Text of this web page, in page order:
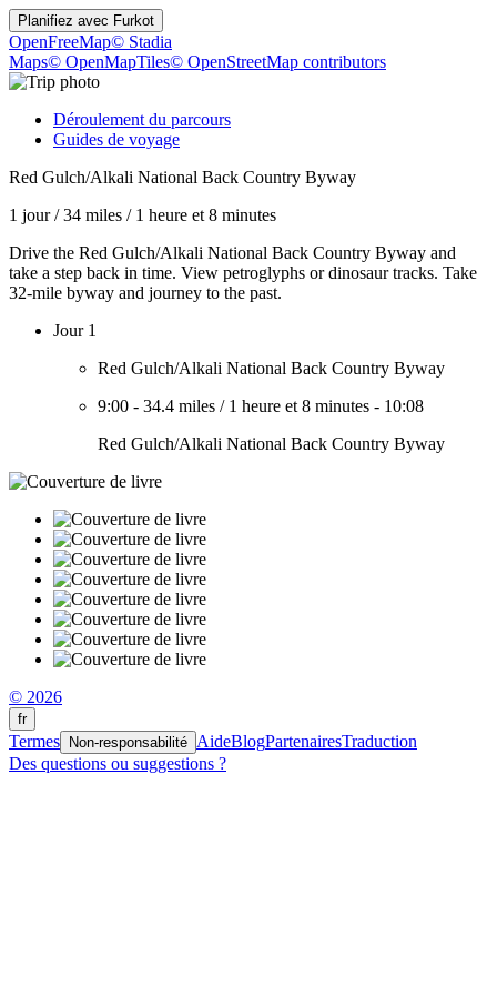
Planifiez avec Furkot
OpenFreeMap© Stadia
Maps© OpenMapTiles© OpenStreetMap contributors
Déroulement du parcours
Guides de voyage
Red Gulch/Alkali National Back Country Byway
1 jour/34 miles / 1 heure et 8 minutes
Drive the Red Gulch/Alkali National Back Country Byway and
take a step back in time. View petroglyphs or dinosaur tracks. Take
32-mile byway and journey to the past.
Jour 1
Red Gulch/Alkali National Back Country Byway
9:00 - 34.4 miles / 1 heure et 8 minutes - 10:08
Red Gulch/Alkali National Back Country Byway
© 2026
fr
Termes Non-responsabilité AideBlogPartenairesTraduction
Des questions ou suggestions ?